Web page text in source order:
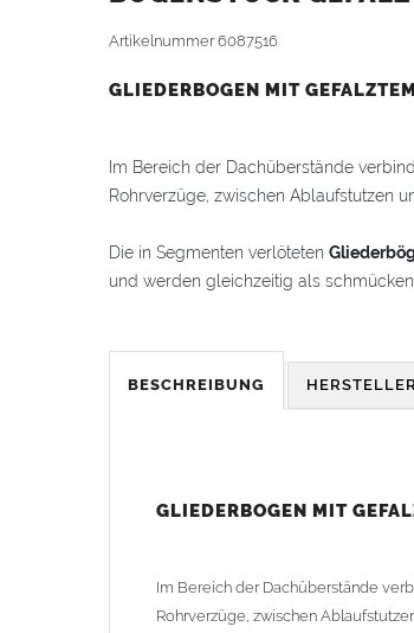
Artikelnummer6087516
GLIEDERBOGEN MIT
Im Bereich der Dachüberstände
Rohrverzüge, zwischen Ablaufstutzen
Die in Segmenten verlöteten
und werden gleichzeitig als
hineinschieben lässt. Somit ist eine
Lieferzeit: ca. 1-2 Wochen nach
BESCHREIBUNG HERSTELLER
GLIEDERBOGEN MIT
Im Bereich der Dachüberstände
Rohrverzüge, zwischen